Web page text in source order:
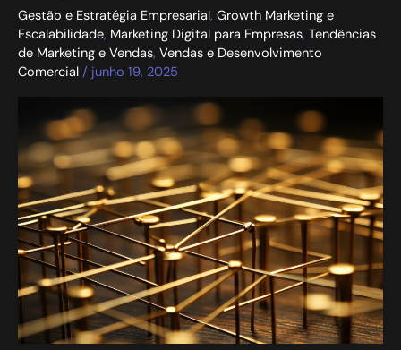
Gestão e Estratégia Empresarial, Growth Marketing e
Escalabilidade, Marketing Digital para Empresas, Tendências
de Marketing e Vendas, Vendas e Desenvolvimento
Comercial / junho 19, 2025